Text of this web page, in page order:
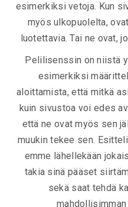
esimerkiksi vetoja. Kun
myös ulkopuolelta,
luotettavia. Tai ne ovat,
Pelilisenssin on niistä
esimerkiksi
aloittamista, että mitkä
kuin sivustoa voi edes
että ne ovat myös sen
muukin tekee sen.
emme lähellekään
takia sinä pääset
sekä saat tehdä